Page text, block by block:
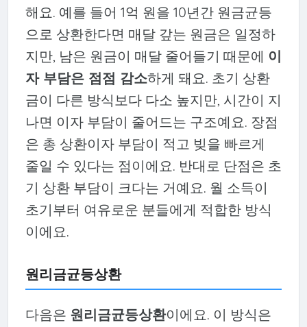
해요. 예를 들어 1억 원을 10년간 원금균등
으로 상환한다면 매달 갚는 원금은 일정하
지만, 남은 원금이 매달 줄어들기 때문에 이
자 부담은 점점 감소하게 돼요. 초기 상환
금이 다른 방식보다 다소 높지만, 시간이 지
나면 이자 부담이 줄어드는 구조예요. 장점
은 총 상환이자 부담이 적고 빚을 빠르게
줄일 수 있다는 점이에요. 반대로 단점은 초
기 상환 부담이 크다는 거예요. 월 소득이
초기부터 여유로운 분들에게 적합한 방식
이에요.
원리금균등상환
다음은 원리금균등상환이에요. 이 방식은